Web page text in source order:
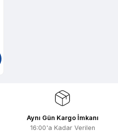
Aynı Gün Kargo İmkanı
16:00'a Kadar Verilen